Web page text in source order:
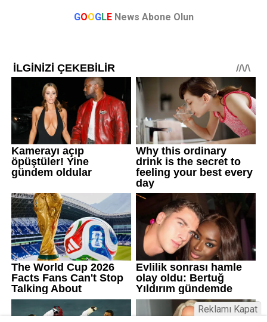
GOOGLE News Abone Olun
Reklamı Kapat